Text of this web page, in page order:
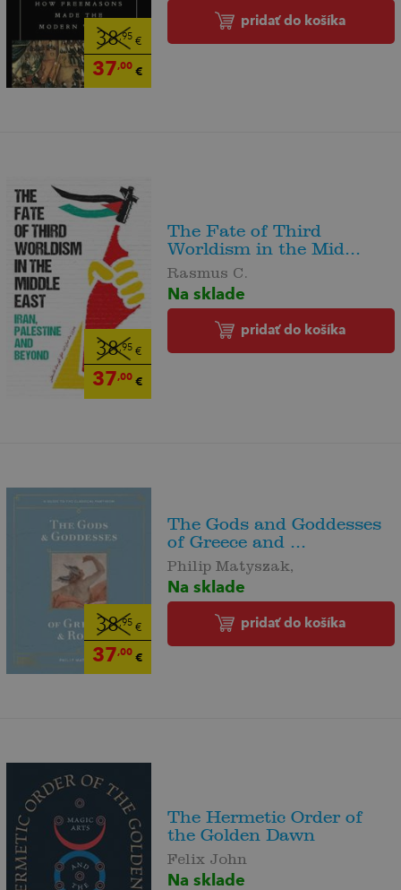
38,95€
37,00€
pridať do košíka
38,95€
37,00€
The Fate of Third
Worldism in the Mid...
Rasmus C.
Na sklade
pridať do košíka
38,95€
37,00€
The Gods and Goddesses
of Greece and ...
Philip Matyszak,
Na sklade
pridať do košíka
The Hermetic Order of
the Golden Dawn
Felix John
Na sklade